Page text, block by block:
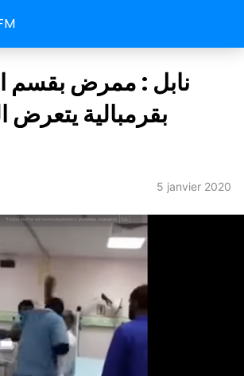
نابل : ممرض بقسم
بقرمبالية يتعرض
5 janvier 2020